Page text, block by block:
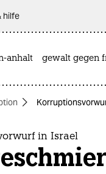
hilfe
anhalt gewalt gegen
in Israel